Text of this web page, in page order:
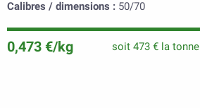
Calibres / dimensions : 50/70
0,473 €/kg soit 473 € la tonne